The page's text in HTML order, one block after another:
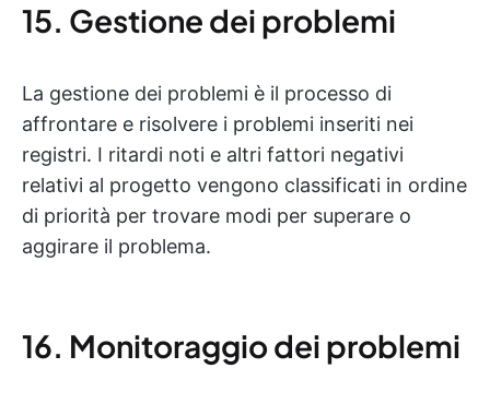
15. Gestione dei problemi
La gestione dei problemi è il processo di
affrontare e risolvere i problemi inseriti nei
registri. I ritardi noti e altri fattori negativi
relativi al progetto vengono classificati in ordine
di priorità per trovare modi per superare o
aggirare il problema.
16. Monitoraggio dei problemi